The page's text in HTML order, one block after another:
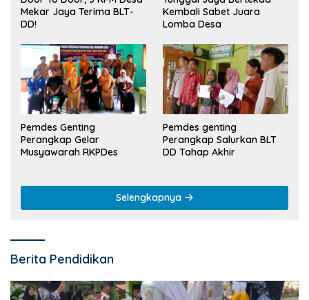
Mekar Jaya Terima BLT-
DD!
Kembali Sabet Juara
Lomba Desa
Pemdes Genting
Perangkap Gelar
Musyawarah RKPDes
Pemdes genting
Perangkap Salurkan BLT
DD Tahap Akhir
Selengkapnya
Berita Pendidikan